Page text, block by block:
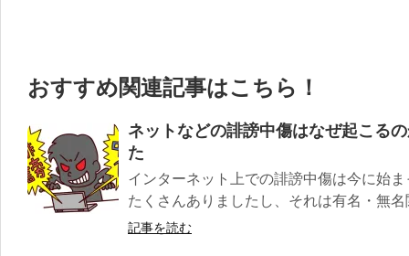
おすすめ関連記事はこちら！
ネットなどの誹謗中傷はなぜ起こる
た
インターネット上での誹謗中傷は今に始
たくさんありましたし、それは有名・無
記事を読む